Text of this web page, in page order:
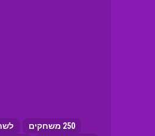
250 משחקים